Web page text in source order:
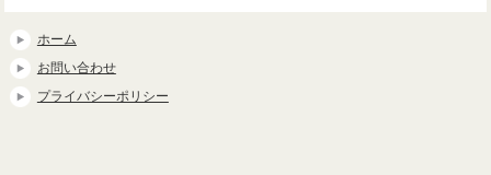
ホーム
お問い合わせ
プライバシーポリシー